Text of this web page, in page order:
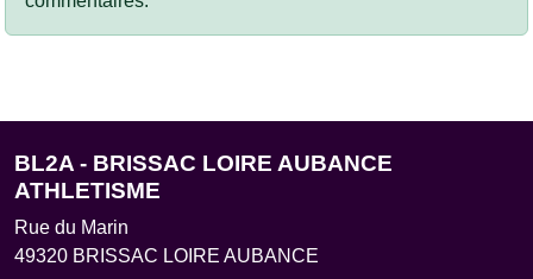
BL2A - BRISSAC LOIRE AUBANCE
ATHLETISME
Rue du Marin
49320 BRISSAC LOIRE AUBANCE